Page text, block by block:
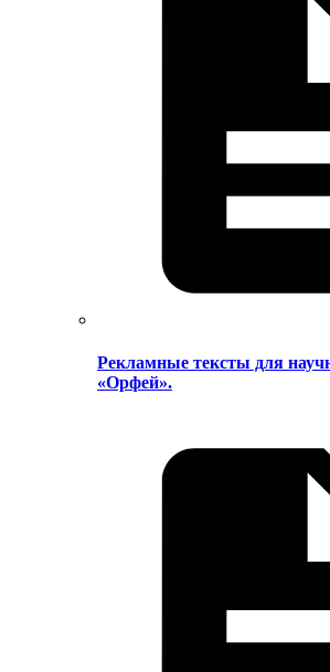
Рекламные тексты для
«Орфей».